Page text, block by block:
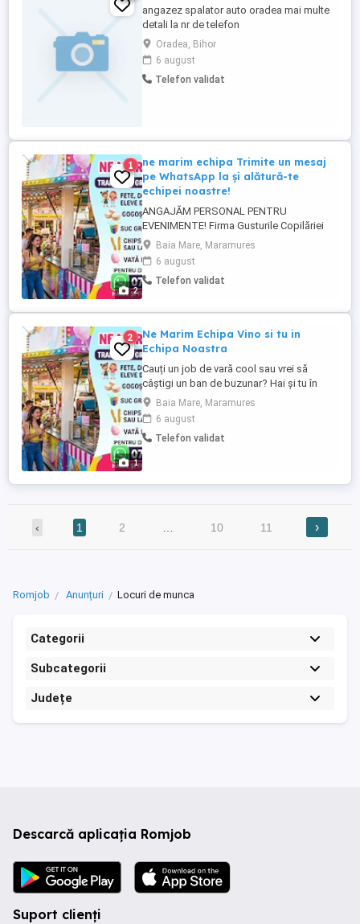
angazez spalator auto oradea mai multe
detali la nr de telefon
Oradea, Bihor
6 august
Telefon validat
2
1
ne marim echipa Trimite un mesaj
pe WhatsApp la și alătură-te
echipei noastre!
ANGAJĂM PERSONAL PENTRU
EVENIMENTE! Firma Gusturile Copilăriei
Maramureșene își mărește echipa! Căutăm
persoane serioase și dornice de muncă
pentru activități la festivaluri, târguri și zile
de oraș. Program atractiv Mediu de lucru
constituie un avantaj, dar ...
Baia Mare, Maramures
6 august
Telefon validat
1
2
Ne Marim Echipa Vino si tu in
Echipa Noastra
Cauți un job de vară cool sau vrei să
câștigi un ban de buzunar? Hai și tu în
echipa noastră! Ce vei pregăti și vinde:
Gogoșele biluțe calde și pufoase Suc
Granita Slushy răcoritor Chips pe băț sau
la cornet super crocante Vată pe băț
Baia Mare, Maramures
6 august
Telefon validat
‹ 1 2 10 11 ›
Romjob Anunțuri Locuri de munca
Categorii
Subcategorii
Județe
Descarcă aplicația Romjob
Suport clienți